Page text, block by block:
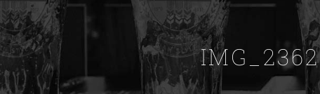
IMG_2362